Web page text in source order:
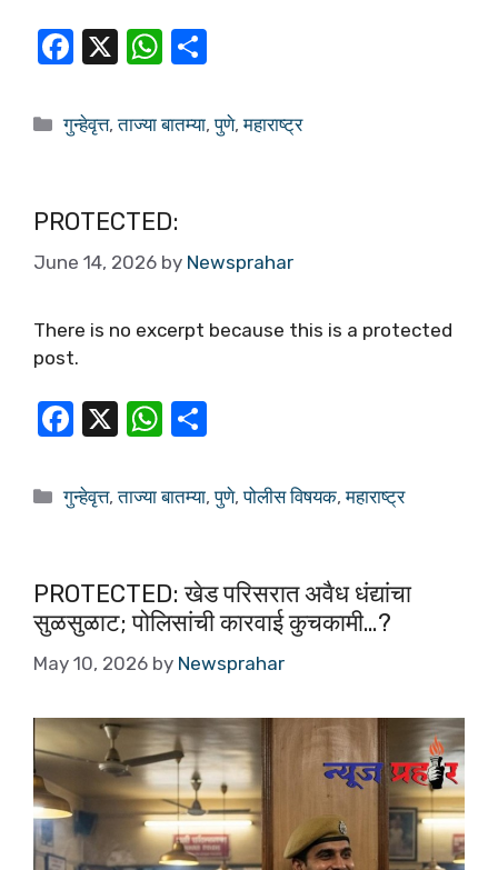
F
c
o
o
X
W
at
p
p
ar
गुन्हेवृत्त,ताज्या बातम्या,पुणे,महाराष्ट्र
PROTECTED:
June 14, 2026 by Newsprahar
There is no excerpt because this is a protected
post.
F
c
o
o
k
X
W
at
p
p
ar
गुन्हेवृत्त,ताज्या बातम्या,पुणे,पोलीस विषयक,महाराष्ट्र
PROTECTED: खेड परिसरात अवैध धंद्यांचा
सुळसुळाट; पोलिसांची कारवाई कुचकामी…?
May 10, 2026 by Newsprahar